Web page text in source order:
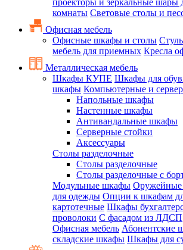
проекторы и зеркальные шары
комнаты Световые столы и
Офисная мебель
Офисные шкафы и столы
мебель для приемных Кресла
Металлическая мебель
Шкафы КУПЕ Шкафы для
шкафы Компьютерные и
Напольные шкафы
Настенные шкафы
Антивандальные шкафы
Серверные стойки
Аксессуары
Столы разделочные
Столы разделочные
Столы разделочные с
Модульные шкафы
для одежды Опции к шкафам
картотечные Шкафы
проволоки С фасадом из ЛДСП
Офисная мебель Абонентские
складские шкафы Шкафы для